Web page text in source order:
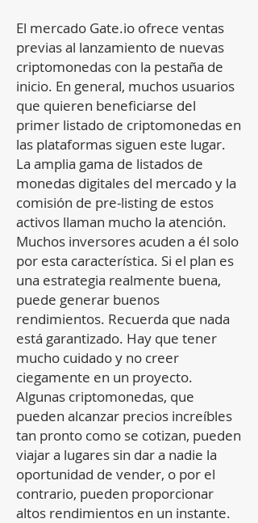
El mercado Gate.io ofrece ventas
previas al lanzamiento de nuevas
criptomonedas con la pestaña de
inicio. En general, muchos usuarios
que quieren beneficiarse del
primer listado de criptomonedas en
las plataformas siguen este lugar.
La amplia gama de listados de
monedas digitales del mercado y la
comisión de pre-listing de estos
activos llaman mucho la atención.
Muchos inversores acuden a él solo
por esta característica. Si el plan es
una estrategia realmente buena,
puede generar buenos
rendimientos. Recuerda que nada
está garantizado. Hay que tener
mucho cuidado y no creer
ciegamente en un proyecto.
Algunas criptomonedas, que
pueden alcanzar precios increíbles
tan pronto como se cotizan, pueden
viajar a lugares sin dar a nadie la
oportunidad de vender, o por el
contrario, pueden proporcionar
altos rendimientos en un instante.